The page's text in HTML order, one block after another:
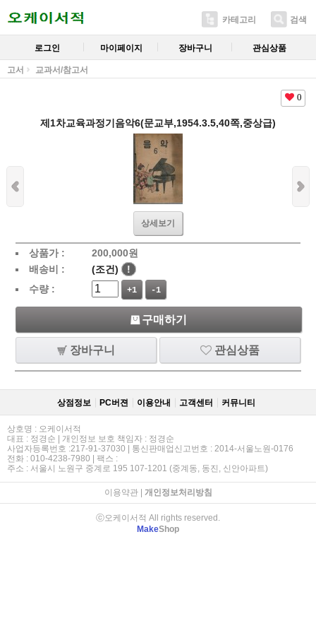
카테고리 검색
로그인 마이페이지 장바구니 관심상품
고서 교과서/참고서
0
제1차교육과정기음악6(문교부,1954.3.5,40쪽,중상급)
상세보기
상품가 : 200,000원
배송비 :
(조건)
!
수량 :
+1 -1
구매하기
장바구니 관심상품
상점정보 PC버젼 이용안내 고객센터 커뮤니티
상호명 : 오케이서적
대표 : 정경순 | 개인정보 보호 책임자 : 정경순
사업자등록번호 :217-91-37030 | 통신판매업신고번호 : 2014-서울노원-0176
전화 : 010-4238-7980 | 팩스 :
주소 : 서울시 노원구 중계로 195 107-1201 (중계동, 동진, 신안아파트)
이용약관| 개인정보처리방침
ⓒ오케이서적 All rights reserved.
MakeShop